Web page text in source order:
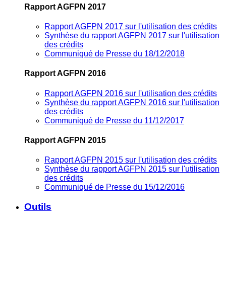
Rapport AGFPN 2017
Rapport AGFPN 2017 sur l'utilisation des crédits
Synthèse du rapport AGFPN 2017 sur l'utilisation
des crédits
Communiqué de Presse du 18/12/2018
Rapport AGFPN 2016
Rapport AGFPN 2016 sur l'utilisation des crédits
Synthèse du rapport AGFPN 2016 sur l'utilisation
des crédits
Communiqué de Presse du 11/12/2017
Rapport AGFPN 2015
Rapport AGFPN 2015 sur l'utilisation des crédits
Synthèse du rapport AGFPN 2015 sur l'utilisation
des crédits
Communiqué de Presse du 15/12/2016
Outils